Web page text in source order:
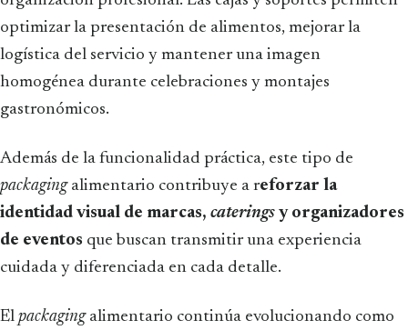
optimizar la presentación de alimentos, mejorar la
logística del servicio y mantener una imagen
homogénea durante celebraciones y montajes
gastronómicos.
Además de la funcionalidad práctica, este tipo de
packagingalimentario contribuye a reforzar la
identidad visual de marcas, caterings y organizadores
de eventos que buscan transmitir una experiencia
cuidada y diferenciada en cada detalle.
El packaging alimentario continúa evolucionando como